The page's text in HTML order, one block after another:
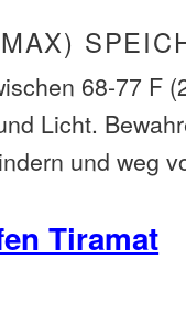
68-77 F
Licht.
und weg
Tiramat